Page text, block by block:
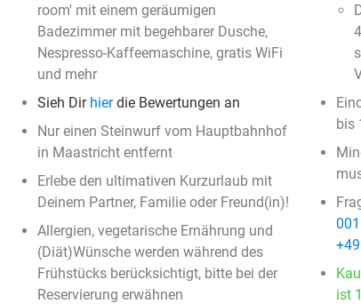
room' mit einem geräumigen
Badezimmer mit begehbarer Dusche,
Nespresso-Kaffeemaschine, gratis WiFi
und mehr
Sieh Dir hierdie Bewertungen an
Nur einen Steinwurf vom Hauptbahnhof
in Maastricht entfernt
Erlebe den ultimativen Kurzurlaub mit
Deinem Partner, Familie oder Freund(in)!
Allergien, vegetarische Ernährung und
(Diät)Wünsche werden während des
Frühstücks berücksichtigt, bitte bei der
Reservierung erwähnen
bis
ist